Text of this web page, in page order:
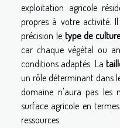
exploitation agricole
propres à votre activité.
précision le type de culture
car chaque végétal ou
conditions adaptés. La
un rôle déterminant dans
domaine n'aura pas les
surface agricole en
ressources.